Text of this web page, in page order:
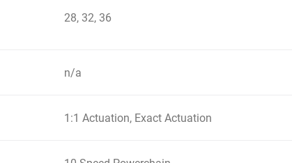
28, 32, 36
n/a
1:1 Actuation, Exact Actuation